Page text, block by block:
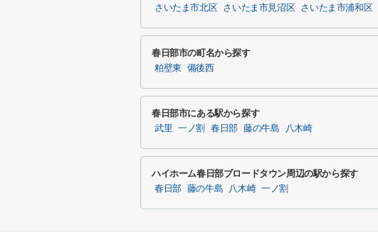
さいたま市北区 さいたま市見沼区 さいたま市浦和区
春日部市の町名から探す
粕壁東 備後西
春日部市にある駅から探す
武里 一ノ割 春日部 藤の牛島 八木崎
ハイホーム春日部ブロードタウン周辺の駅から探す
春日部 藤の牛島 八木崎 一ノ割